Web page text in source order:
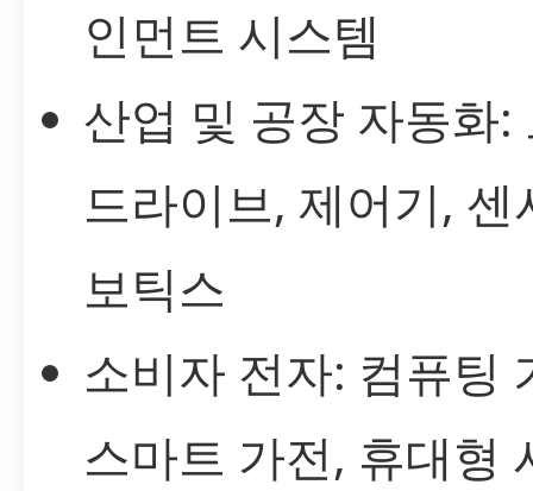
인먼트 시스템
산업 및 공장 자동화:
드라이브, 제어기, 센
보틱스
소비자 전자: 컴퓨팅
스마트 가전, 휴대형